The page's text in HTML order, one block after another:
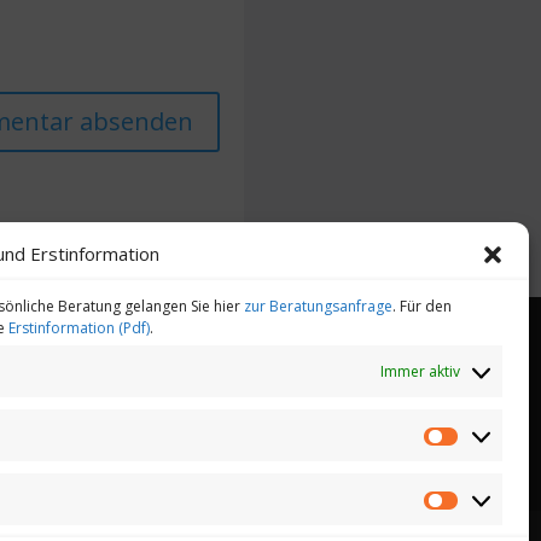
Erstinformation
Beratung gelangen Sie hier zur Beratungsanfrage. Für den
Erstinformation (Pdf).
Immer aktiv
Statistiken
Marketing